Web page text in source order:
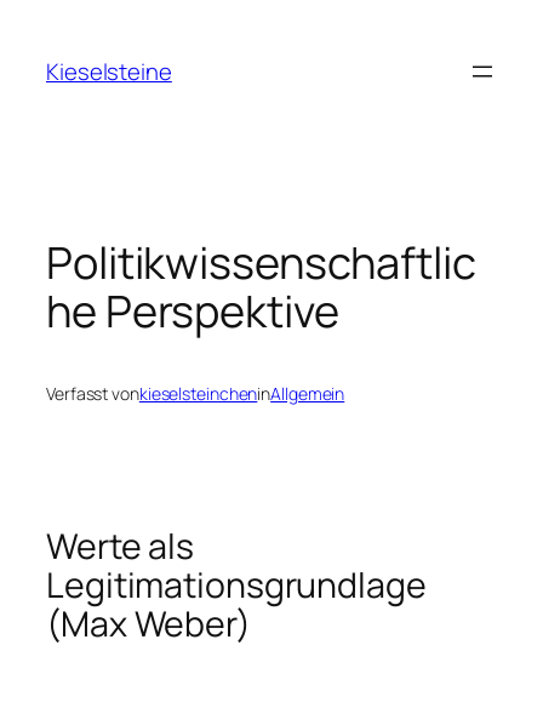
springen
Kieselsteine
Politikwissenschaftlic
he Perspektive
Verfasst vonkieselsteincheninAllgemein
Werte als
Legitimationsgrundlage
(Max Weber)